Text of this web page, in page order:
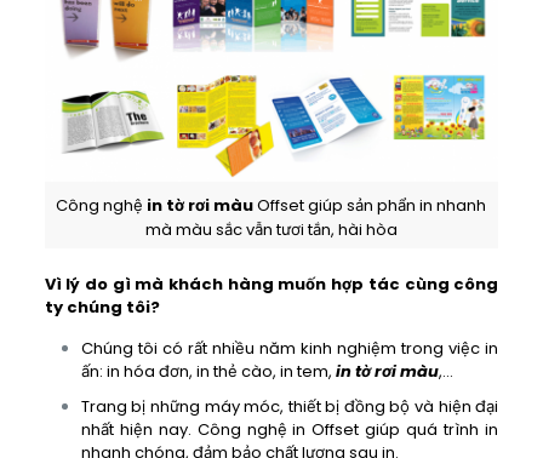
Công nghệ in tờ rơi màuOffset giúp sản phẩn in nhanh
mà màu sắc vẫn tươi tắn, hài hòa
Vì lý do gì mà khách hàng muốn hợp tác cùng công
ty chúng tôi?
Chúng tôi có rất nhiều năm kinh nghiệm trong việc in
ấn: in hóa đơn, in thẻ cào, in tem, in tờ rơi màu,…
Trang bị những máy móc, thiết bị đồng bộ và hiện đại
nhất hiện nay. Công nghệ in Offset giúp quá trình in
nhanh chóng, đảm bảo chất lượng sau in.